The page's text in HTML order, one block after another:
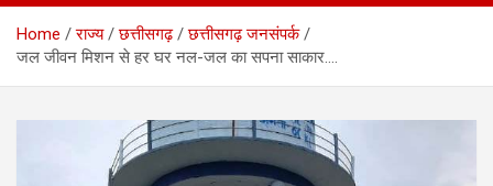
Home राज्य छत्तीसगढ़
छत्तीसगढ़ जनसंपर्क
जल जीवन मिशन से हर घर नल-जल का सपना साकार….